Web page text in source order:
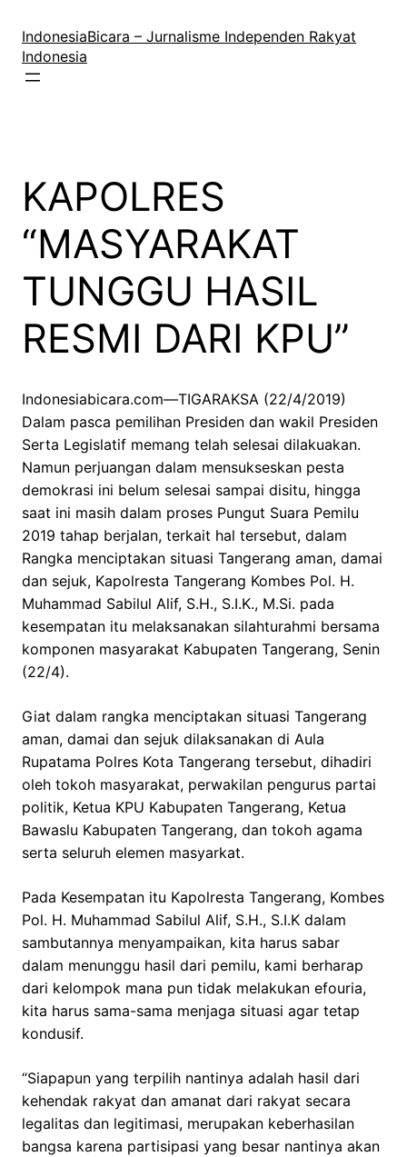
konten
IndonesiaBicara – Jurnalisme Independen Rakyat
Indonesia
KAPOLRES
“MASYARAKAT
TUNGGU HASIL
RESMI DARI KPU”
Indonesiabicara.com—TIGARAKSA (22/4/2019)
Dalam pasca pemilihan Presiden dan wakil Presiden
Serta Legislatif memang telah selesai dilakuakan.
Namun perjuangan dalam mensukseskan pesta
demokrasi ini belum selesai sampai disitu, hingga
saat ini masih dalam proses Pungut Suara Pemilu
2019 tahap berjalan, terkait hal tersebut, dalam
Rangka menciptakan situasi Tangerang aman, damai
dan sejuk, Kapolresta Tangerang Kombes Pol. H.
Muhammad Sabilul Alif, S.H., S.I.K., M.Si. pada
kesempatan itu melaksanakan silahturahmi bersama
komponen masyarakat Kabupaten Tangerang, Senin
(22/4).
Giat dalam rangka menciptakan situasi Tangerang
aman, damai dan sejuk dilaksanakan di Aula
Rupatama Polres Kota Tangerang tersebut, dihadiri
oleh tokoh masyarakat, perwakilan pengurus partai
politik, Ketua KPU Kabupaten Tangerang, Ketua
Bawaslu Kabupaten Tangerang, dan tokoh agama
serta seluruh elemen masyarkat.
Pada Kesempatan itu Kapolresta Tangerang, Kombes
Pol. H. Muhammad Sabilul Alif, S.H., S.I.K dalam
sambutannya menyampaikan, kita harus sabar
dalam menunggu hasil dari pemilu, kami berharap
dari kelompok mana pun tidak melakukan efouria,
kita harus sama-sama menjaga situasi agar tetap
kondusif.
“Siapapun yang terpilih nantinya adalah hasil dari
kehendak rakyat dan amanat dari rakyat secara
legalitas dan legitimasi, merupakan keberhasilan
bangsa karena partisipasi yang besar nantinya akan